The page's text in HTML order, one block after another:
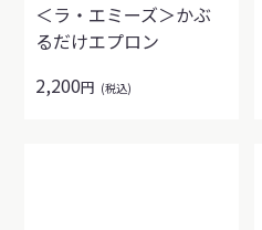
＜ラ・エミーズ＞かぶ
るだけエプロン
2,200円 (税込)